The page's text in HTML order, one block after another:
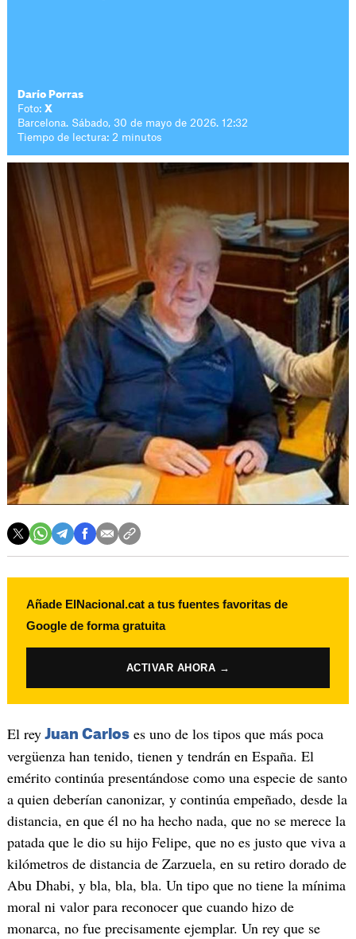
Darío Porras
Foto: X
Barcelona. Sábado, 30 de mayo de 2026. 12:32
Tiempo de lectura: 2 minutos
Añade ElNacional.cat a tus fuentes favoritas de
Google de forma gratuita
ACTIVAR AHORA →
El reyJuan Carloses uno de los tipos que más poca
vergüenza han tenido, tienen y tendrán en España. El
emérito continúa presentándose como una especie de santo
a quien deberían canonizar, y continúa empeñado, desde la
distancia, en que él no ha hecho nada, que no se merece la
patada que le dio su hijo Felipe, que no es justo que viva a
kilómetros de distancia de Zarzuela, en su retiro dorado de
Abu Dhabi, y bla, bla, bla. Un tipo que no tiene la mínima
moral ni valor para reconocer que cuando hizo de
monarca, no fue precisamente ejemplar. Un rey que se